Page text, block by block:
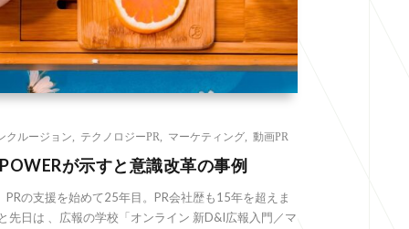
クルージョン テクノロジーPR マーケティング 動画PR
が示すと意識改革の事例
の支援を始めて25年目。PR会社歴も15年を超えま
先日は 、広報の学校「オンライン 新D&I広報入門／マ